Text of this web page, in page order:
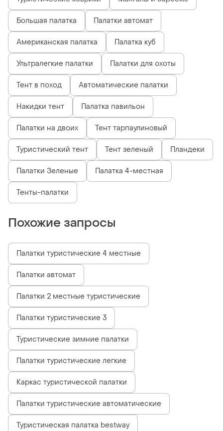
Большая палатка Палатки автомат
Американская палатка Палатка куб
Ультралегкие палатки Палатки для охоты
Тент в поход Автоматические палатки
Накидки тент Палатка павильон
Палатки на двоих Тент тарпаулиновый
Туристический тент Тент зеленый Пландеки
Палатки Зеленые Палатка 4-местная
Тенты-палатки
Похожие запросы
Палатки туристические 4 местные
Палатки автомат
Палатки 2 местные туристические
Палатки туристические 3
Туристические зимние палатки
Палатки туристические легкие
Каркас туристической палатки
Палатки туристические автоматические
Туристическая палатка bestway